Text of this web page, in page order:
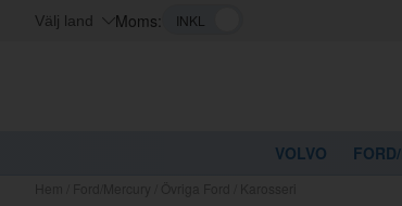
Välj land Moms:
VOLVO